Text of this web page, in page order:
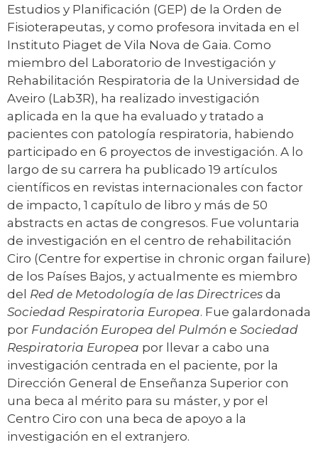
Estudios y Planificación (GEP) de la Orden de
Fisioterapeutas, y como profesora invitada en el
Instituto Piaget de Vila Nova de Gaia. Como
miembro del Laboratorio de Investigación y
Rehabilitación Respiratoria de la Universidad de
Aveiro (Lab3R), ha realizado investigación
aplicada en la que ha evaluado y tratado a
pacientes con patología respiratoria, habiendo
participado en 6 proyectos de investigación. A lo
largo de su carrera ha publicado 19 artículos
científicos en revistas internacionales con factor
de impacto, 1 capítulo de libro y más de 50
abstracts en actas de congresos. Fue voluntaria
de investigación en el centro de rehabilitación
Ciro (Centre for expertise in chronic organ failure)
de los Países Bajos, y actualmente es miembro
del Red de Metodología de las Directrices da
Sociedad Respiratoria Europea. Fue galardonada
por Fundación Europea del Pulmón e Sociedad
Respiratoria Europea por llevar a cabo una
investigación centrada en el paciente, por la
Dirección General de Enseñanza Superior con
una beca al mérito para su máster, y por el
Centro Ciro con una beca de apoyo a la
investigación en el extranjero.